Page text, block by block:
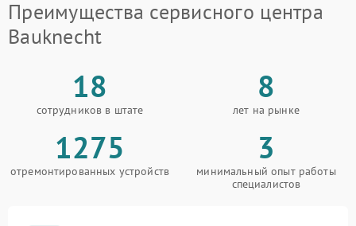
Преимущества сервисного центра
Bauknecht
18
сотрудников в штате
8
лет на рынке
1275
отремонтированных устройств
3
минимальный опыт работы
специалистов